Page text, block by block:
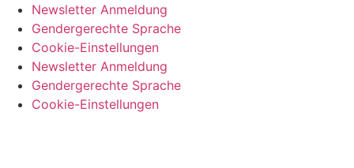
Newsletter Anmeldung
Gendergerechte Sprache
Cookie-Einstellungen
Newsletter Anmeldung
Gendergerechte Sprache
Cookie-Einstellungen